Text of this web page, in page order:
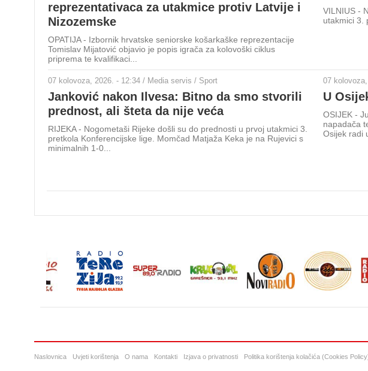
reprezentativaca za utakmice protiv Latvije i
Nizozemske
OPATIJA - Izbornik hrvatske seniorske košarkaške reprezentacije
Tomislav Mijatović objavio je popis igrača za kolovoški ciklus
priprema te kvalifikaci...
VILNIUS -
utakmici 3.
07 kolovoza, 2026. - 12:34 / Media servis / Sport
Janković nakon Ilvesa: Bitno da smo stvorili
prednost, ali šteta da nije veća
RIJEKA - Nogometaši Rijeke došli su do prednosti u prvoj utakmici 3.
pretkola Konferencijske lige. Momčad Matjaža Keka je na Rujevici s
minimalnih 1-0...
07
U
OSIJEK -
napadača
Osijek radi
Naslovnica Uvjeti korištenja O nama Kontakti Izjava o privatnosti Politika korištenja kolačića (Cookies